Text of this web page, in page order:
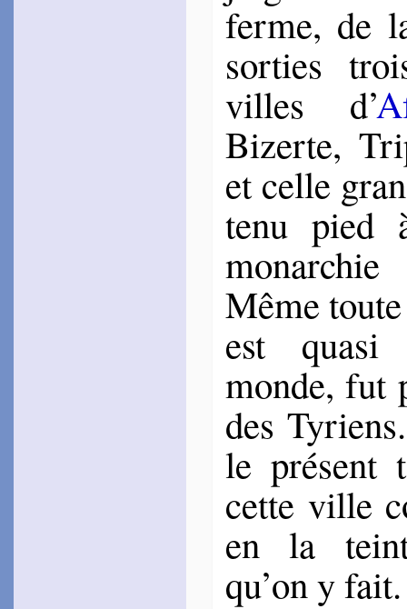
ferme, de
sor­ties
villes d’
Bizerte,
et celle
tenu
Même
est qua­si
monde, fut
des
le pré­sent
cette ville
en la
qu’on y fait.